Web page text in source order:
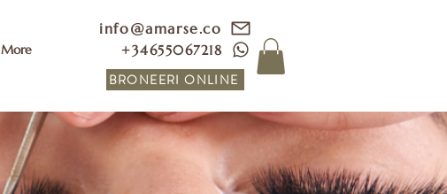
More
info@amarse.co
+34655067218
BRONEERI ONLINE